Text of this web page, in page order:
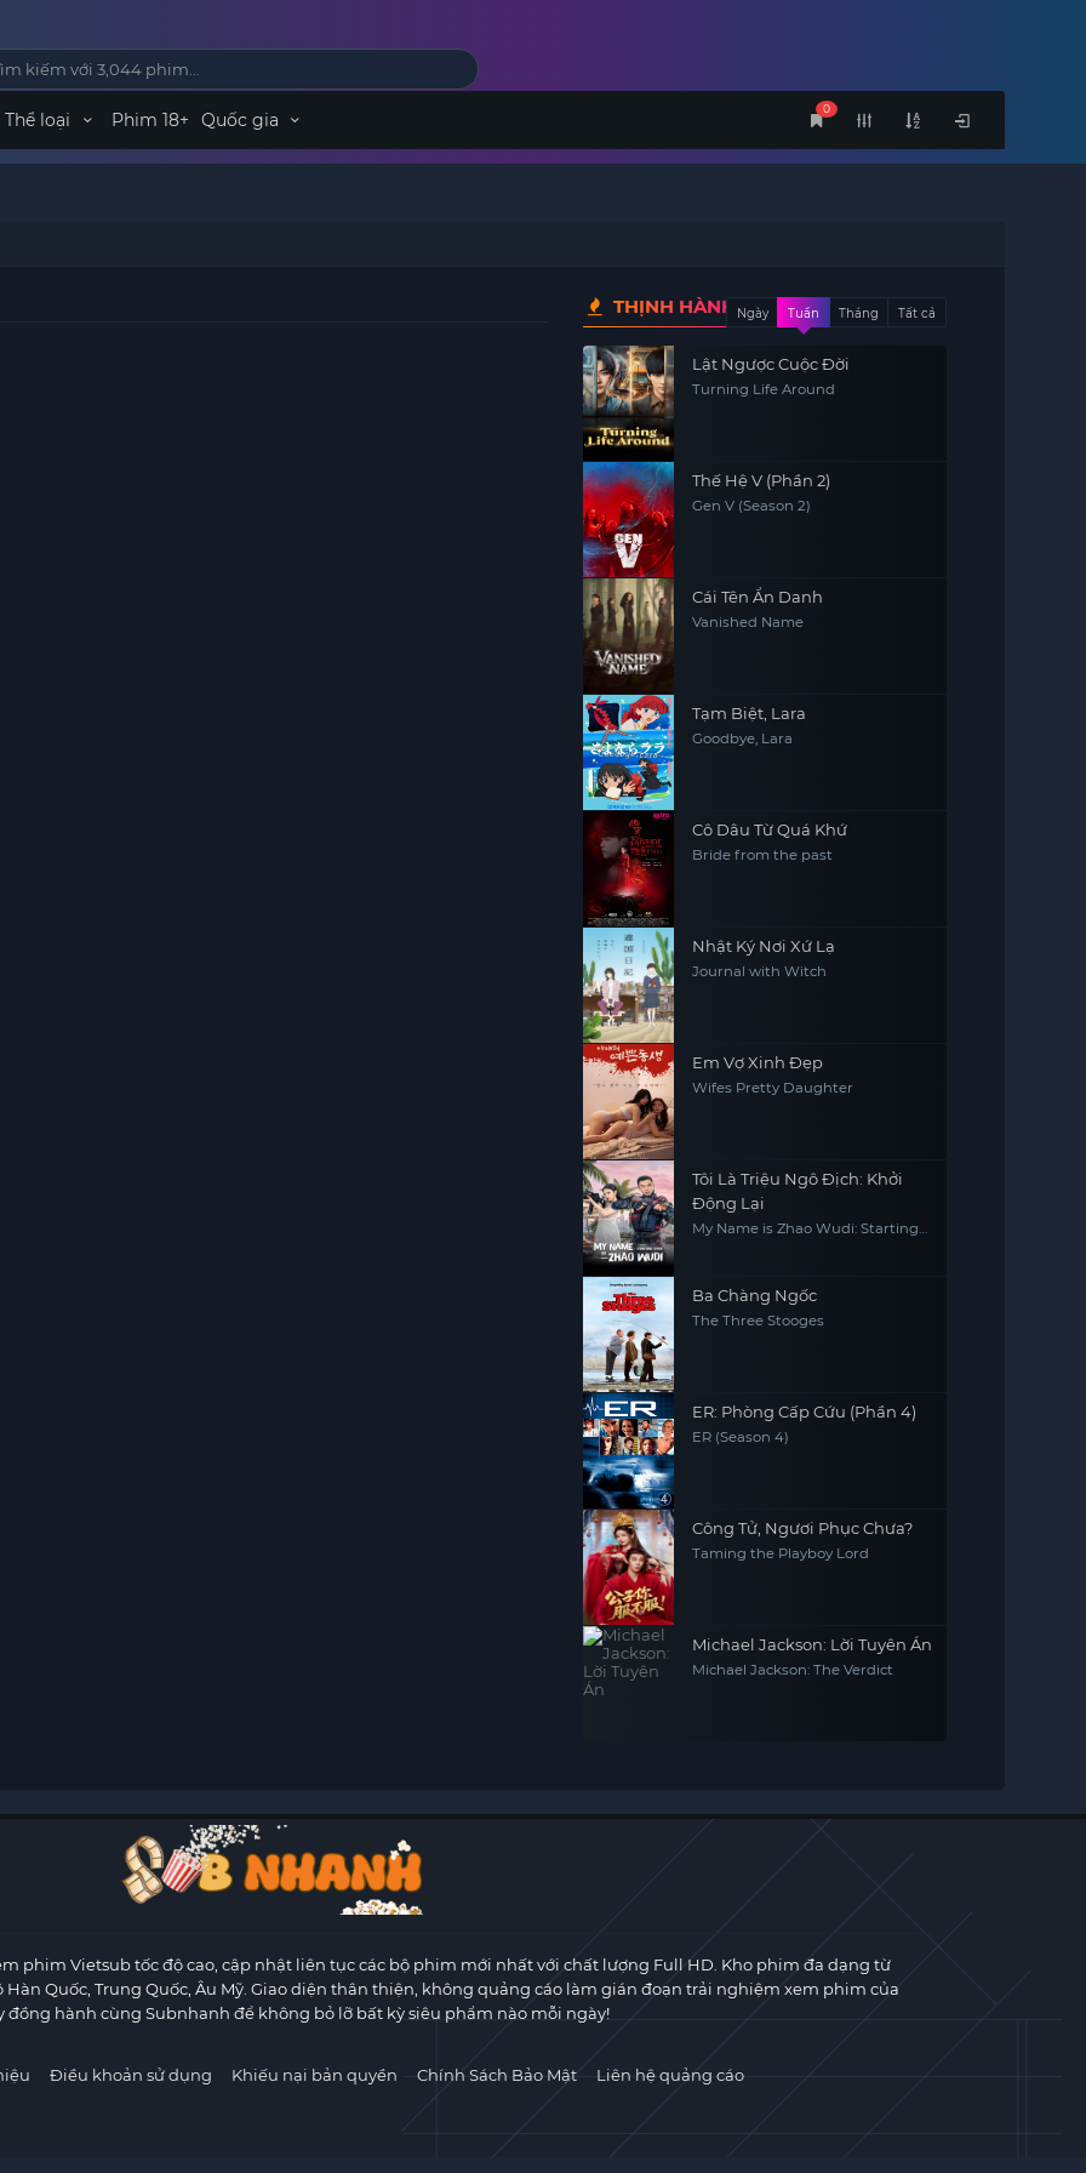
0
Thể loại Phim 18+ Quốc gia
THỊNH HÀNHNgày Tuần Tháng Tất cả
Lật Ngược Cuộc Đời
Turning Life Around
Thế Hệ V (Phần 2)
Gen V (Season 2)
Cái Tên Ẩn Danh
Vanished Name
Tạm Biệt, Lara
Goodbye, Lara
Cô Dâu Từ Quá Khứ
Bride from the past
Nhật Ký Nơi Xứ Lạ
Journal with Witch
Em Vợ Xinh Đẹp
Wifes Pretty Daughter
Tôi Là Triệu Ngô Địch: Khởi
Động Lại
My Name is Zhao Wudi: Starting
Ba Chàng Ngốc
The Three Stooges
ER: Phòng Cấp Cứu (Phần 4)
ER (Season 4)
Công Tử, Ngươi Phục Chưa?
Taming the Playboy Lord
Michael Jackson: Lời Tuyên Án
Michael Jackson: The Verdict
phim Vietsub tốc độ cao, cập nhật liên tục các bộ phim mới nhất với chất lượng Full HD. Kho phim đa dạng từ
Quốc, Trung Quốc, Âu Mỹ. Giao diện thân thiện, không quảng cáo làm gián đoạn trải nghiệm xem phim của
đồng hành cùng Subnhanh để không bỏ lỡ bất kỳ siêu phẩm nào mỗi ngày!
Điều khoản sử dụng Khiếu nại bản quyền Chính Sách Bảo Mật Liên hệ quảng cáo